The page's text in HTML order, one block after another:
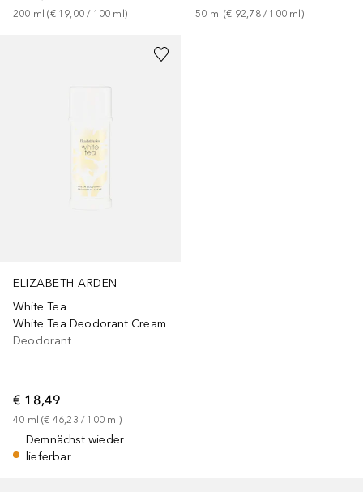
200 ml (€ 19,00 / 100 ml ) 50 ml (€ 92,78 / 100 ml )
ELIZABETH ARDEN
White Tea
White Tea Deodorant Cream
Deodorant
€ 18,49
40 ml (€ 46,23 / 100 ml)
Demnächst wieder
lieferbar